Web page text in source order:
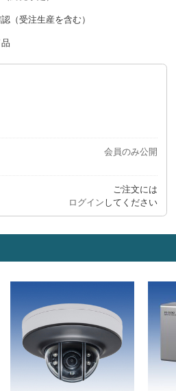
（受注生産を含む）
会員のみ公開
ご注文には
ログイン してください